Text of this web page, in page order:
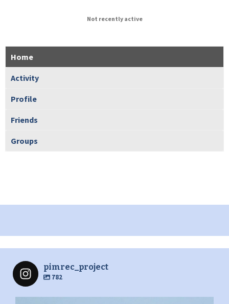
Not recently active
Home
Activity
Profile
Friends
Groups
pimrec_project
782